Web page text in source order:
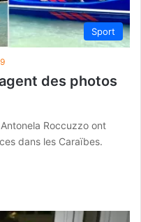
Sport
des photos
Roccuzzo ont
dans les Caraïbes.